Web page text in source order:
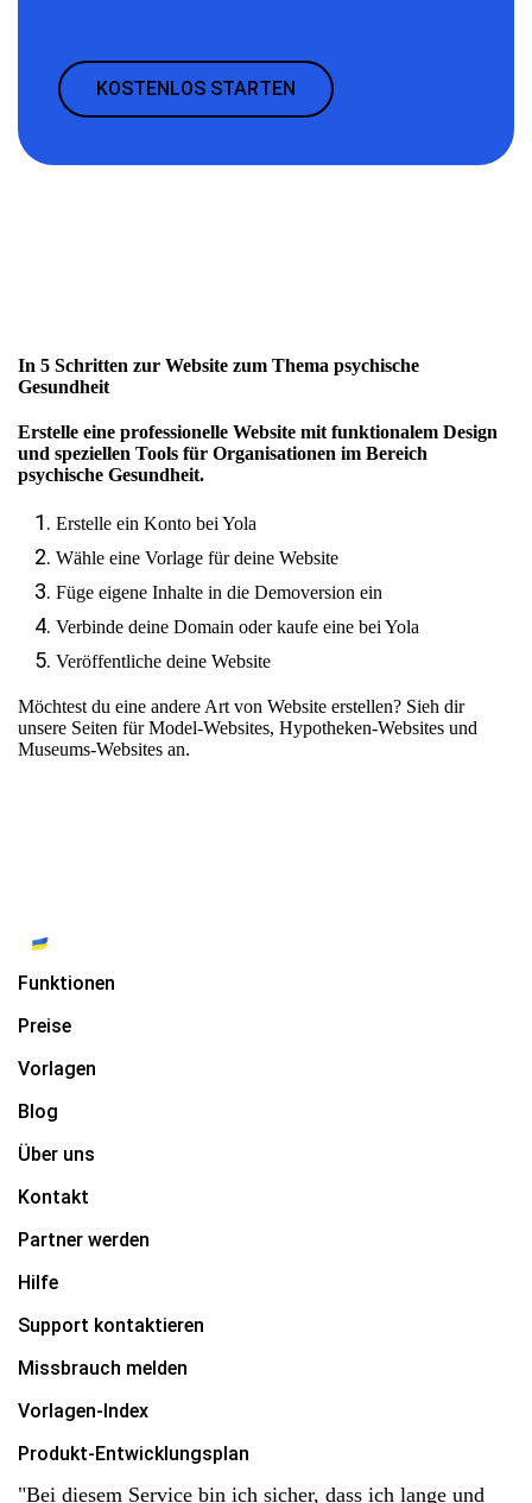
KOSTENLOS STARTEN
In 5 Schritten zur Website zum Thema psychische
Gesundheit
Erstelle eine professionelle Website mit funktionalem Design
und speziellen Tools für Organisationen im Bereich
psychische Gesundheit.
Erstelle ein Konto bei Yola
Wähle eine Vorlage für deine Website
Füge eigene Inhalte in die Demoversion ein
Verbinde deine Domain oder kaufe eine bei Yola
Veröffentliche deine Website
Möchtest du eine andere Art von Website erstellen? Sieh dir
unsere Seiten fürModel-Websites, Hypotheken-Websites und
Museums-Websites an.
Funktionen
Preise
Vorlagen
Blog
Über uns
Kontakt
Partner werden
Hilfe
Support kontaktieren
Missbrauch melden
Vorlagen-Index
Produkt-Entwicklungsplan
"Bei diesem Service bin ich sicher, dass ich lange und